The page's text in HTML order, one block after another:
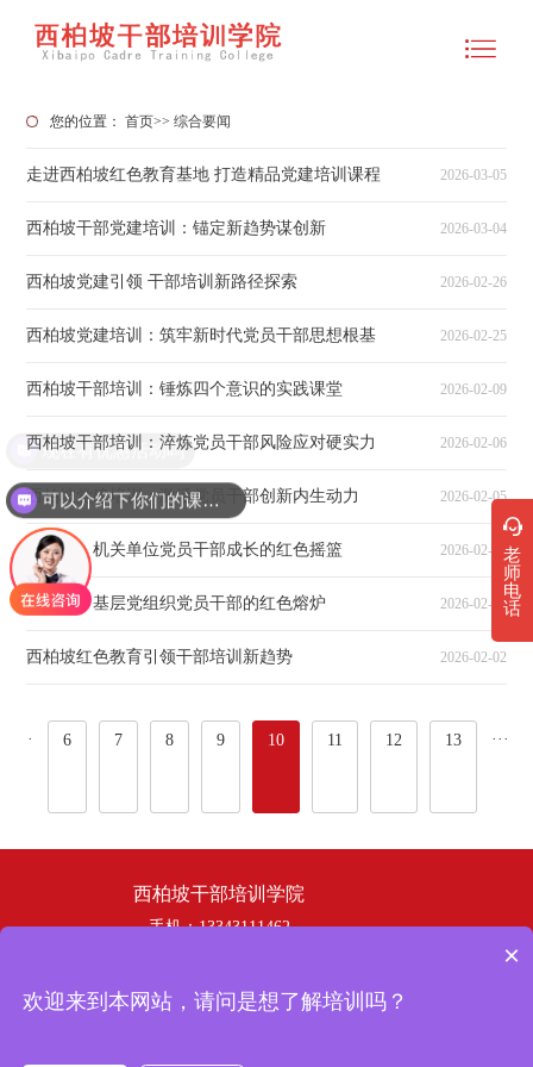
您的位置：首页>>综合要闻
走进西柏坡红色教育基地 打造精品党建培训课程 2026-03-05
西柏坡干部党建培训：锚定新趋势谋创新 2026-03-04
西柏坡党建引领 干部培训新路径探索 2026-02-26
西柏坡党建培训：筑牢新时代党员干部思想根基 2026-02-25
西柏坡干部培训：锤炼四个意识的实践课堂 2026-02-09
西柏坡干部培训：淬炼党员干部风险应对硬实力 2026-02-06
西柏坡党建培训：激活党员干部创新内生动力 2026-02-05
西柏坡：机关单位党员干部成长的红色摇篮 2026-02-04
西柏坡：基层党组织党员干部的红色熔炉 2026-02-03
西柏坡红色教育引领干部培训新趋势 2026-02-02
··· 6 7 8 9 10 11 12 13 ···
西柏坡干部培训学院
手机：13343111462
地址：西柏坡干部培训学院
老
师
电
话
可以介绍下你们的课程吗？
现在有优惠活动吗
×
欢迎来到本网站，请问是想了解培训吗？